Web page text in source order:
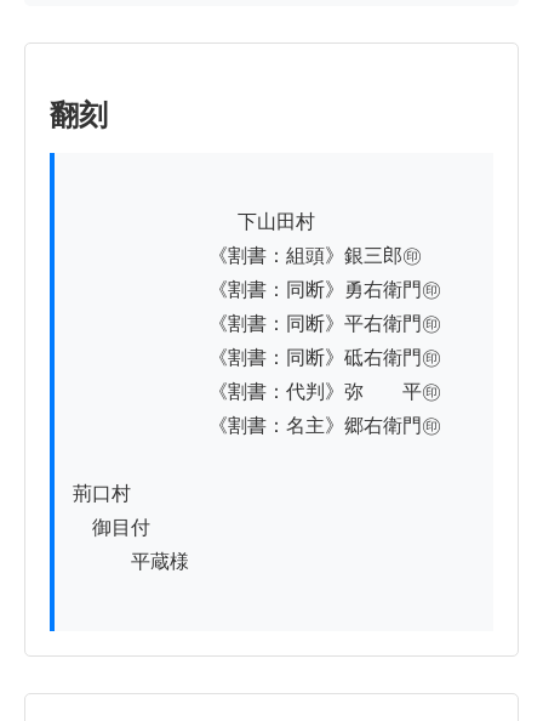
翻刻
《割書：組頭》銀三郎㊞
《割書：同断》勇右衛門㊞
《割書：同断》平右衛門㊞
《割書：同断》砥右衛門㊞
《割書：代判》弥　　平㊞
《割書：名主》郷右衛門㊞
荊口村
御目付
平蔵様